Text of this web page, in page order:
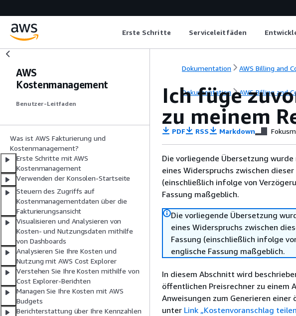
Erste Schritte Serviceleitfäden
AWS
Kostenmanagement
Benutzer-Leitfaden
Was ist AWS Fakturierung und
Kostenmanagement?
Erste Schritte mit AWS
Kostenmanagement
Verwenden der Konsolen-Startseite
Steuern des Zugriffs auf
Kostenmanagementdaten über die
Fakturierungsansicht
Visualisieren und Analysieren von
Kosten- und Nutzungsdaten mithilfe
von Dashboards
Analysieren Sie Ihre Kosten und
Nutzung mit AWS Cost Explorer
Verstehen Sie Ihre Kosten mithilfe von
Cost Explorer-Berichten
Managen Sie Ihre Kosten mit AWS
Budgets
Berichterstattung über Ihre Kennzahlen
Dokumentation AWS Billing and
Dokumentation AWS Billing and
Ich füge
zu meinem
PDF RSS Markdown
Die vorliegende Übersetzung
eines Widerspruchs zwischen
(einschließlich infolge von
Fassung maßgeblich.
Die vorliegende Übersetzung
eines Widerspruchs zwischen
Fassung (einschließlich infolge
englische Fassung maßgeblich.
In diesem Abschnitt wird
öffentlichen Preisrechner zu einem
Anweisungen zum Generieren
unter Link „Kostenvoranschlag teilen